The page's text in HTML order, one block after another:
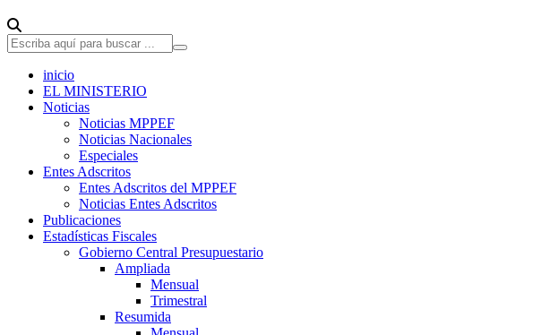
inicio
EL MINISTERIO
Noticias
Noticias MPPEF
Noticias Nacionales
Especiales
Entes Adscritos
Entes Adscritos del MPPEF
Noticias Entes Adscritos
Publicaciones
Estadísticas Fiscales
Gobierno Central Presupuestario
Ampliada
Mensual
Trimestral
Resumida